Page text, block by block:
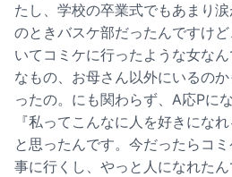
たし、学校の卒業式でもあまり
のときバスケ部だったんですけ
いてコミケに行ったような女な
なもの、お母さん以外にいるの
ったの。にも関わらず、A応Pに
『私ってこんなに人を好きにな
と思ったんです。今だったらコ
事に行くし、やっと人になれた